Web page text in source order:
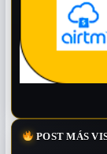
POST MÁS